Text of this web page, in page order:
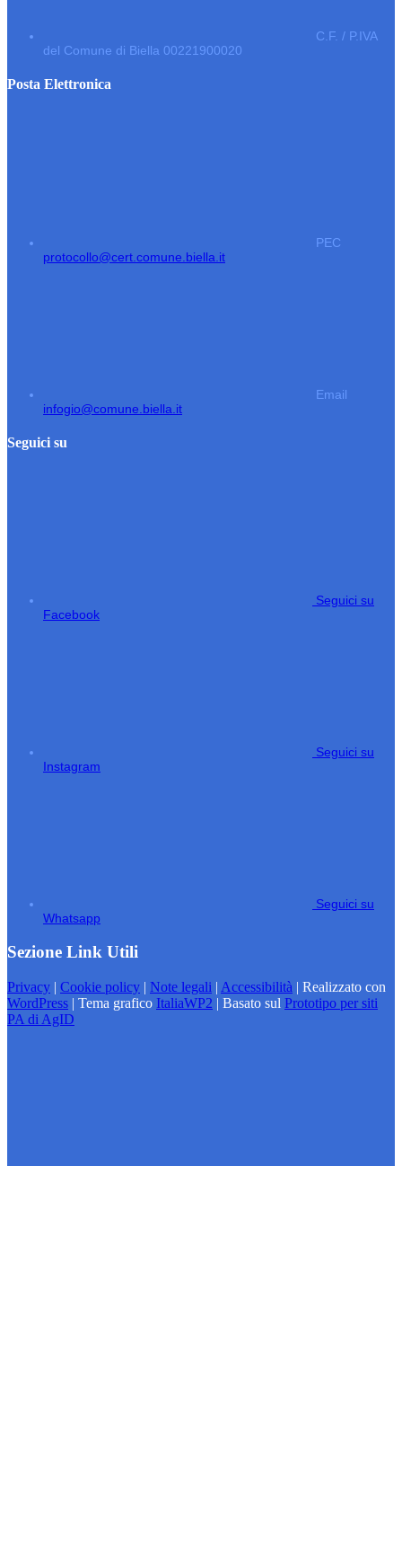
C.F. / P.IVA
del Comune di Biella 00221900020
Posta Elettronica
PEC
protocollo@cert.comune.biella.it
Email
infogio@comune.biella.it
Seguici su
Seguici su
Facebook
Seguici su
Instagram
Seguici su
Whatsapp
Sezione Link Utili
Privacy | Cookie policy | Note legali | Accessibilità | Realizzato con
WordPress | Tema grafico ItaliaWP2 | Basato sul Prototipo per siti
PA di AgID